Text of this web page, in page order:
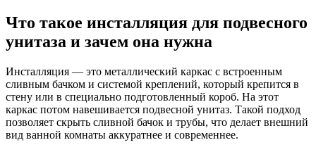
Что такое инсталляция для подвесного
унитаза и зачем она нужна
Инсталляция — это металлический каркас с встроенным
сливным бачком и системой креплений, который крепится в
стену или в специально подготовленный короб. На этот
каркас потом навешивается подвесной унитаз. Такой подход
позволяет скрыть сливной бачок и трубы, что делает внешний
вид ванной комнаты аккуратнее и современнее.